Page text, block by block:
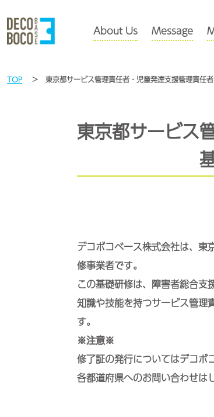
About Us Message
TOP 東京都サービス管理責任者・児童発達支援管理責任
東京都サービス
デコボコベース株式会社は、東
修事業者です。
この基礎研修は、障害者総合支
知識や技能を持つサービス管理
す。
※注意※
修了証の発行についてはデコボ
各都道府県へのお問い合わせは